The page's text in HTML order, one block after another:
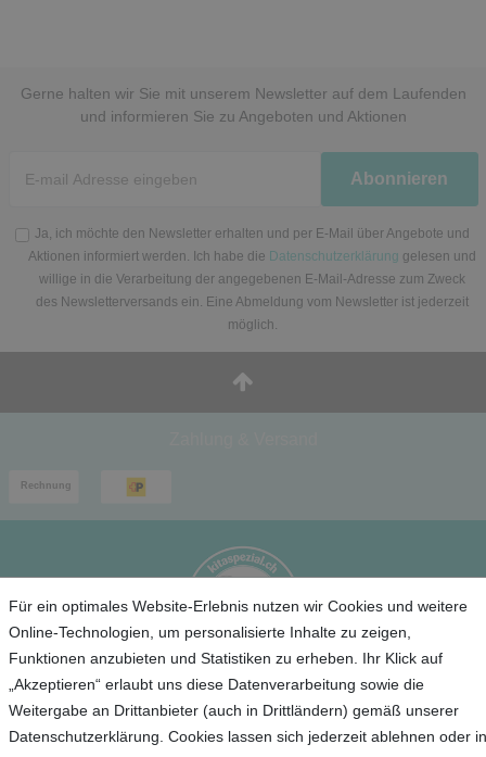
Gerne halten wir Sie mit unserem Newsletter auf dem Laufenden
und informieren Sie zu Angeboten und Aktionen
Honig
Abonnieren
Ja, ich möchte den Newsletter erhalten und per E-Mail über Angebote und
Aktionen informiert werden. Ich habe die Datenschutzerklärung gelesen und
willige in die Verarbeitung der angegebenen E-Mail-Adresse zum Zweck
des Newsletterversands ein. Eine Abmeldung vom Newsletter ist jederzeit
möglich.
Für ein optimales Website-Erlebnis nutzen wir Cookies und weitere
Online-Technologien, um personalisierte Inhalte zu zeigen,
Funktionen anzubieten und Statistiken zu erheben. Ihr Klick auf
„Akzeptieren“ erlaubt uns diese Datenverarbeitung sowie die
Weitergabe an Drittanbieter (auch in Drittländern) gemäß unserer
Datenschutzerklärung. Cookies lassen sich jederzeit ablehnen oder in
Service